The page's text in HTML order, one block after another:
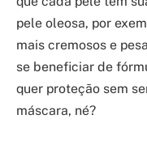
pele oleosa, por
mais cremosos e
se beneficiar de
quer proteção sem
máscara, né?